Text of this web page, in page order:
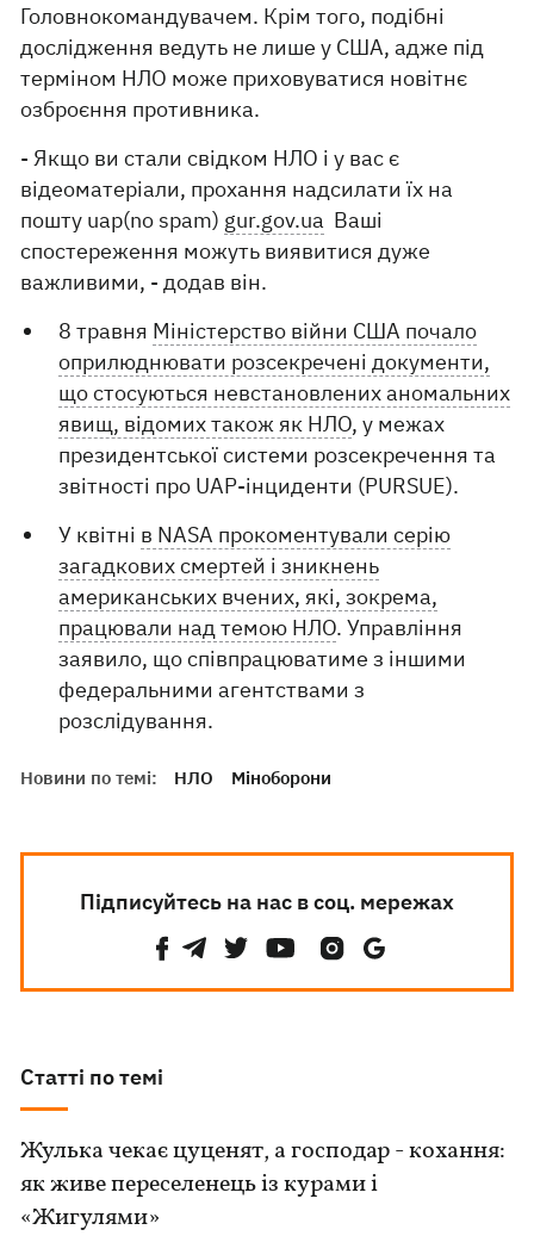
Головнокомандувачем. Крім того, подібні
дослідження ведуть не лише у США, адже під
терміном НЛО може приховуватися новітнє
озброєння противника.
- Якщо ви стали свідком НЛО і у вас є
відеоматеріали, прохання надсилати їх на
пошту uap(no spam) gur.gov.ua Ваші
спостереження можуть виявитися дуже
важливими, - додав він.
8 травня Міністерство війни США почало
оприлюднювати розсекречені документи,
що стосуються невстановлених аномальних
явищ, відомих також як НЛО, у межах
президентської системи розсекречення та
звітності про UAP-інциденти (PURSUE).
У квітні в NASA прокоментували серію
загадкових смертей і зникнень
американських вчених, які, зокрема,
працювали над темою НЛО. Управління
заявило, що співпрацюватиме з іншими
федеральними агентствами з
розслідування.
Новини по темі: НЛО Міноборони
Підписуйтесь на нас в соц. мережах
Статті по темі
Жулька чекає цуценят, а господар - кохання:
як живе переселенець із курами і
«Жигулями»